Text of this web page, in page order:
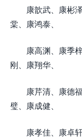
康歆武、康彬
棠、康鸿泰、
康高渊、康季
刚、康翔华、
康芹清、康德
璧、康成健、
康孝佳、康卓